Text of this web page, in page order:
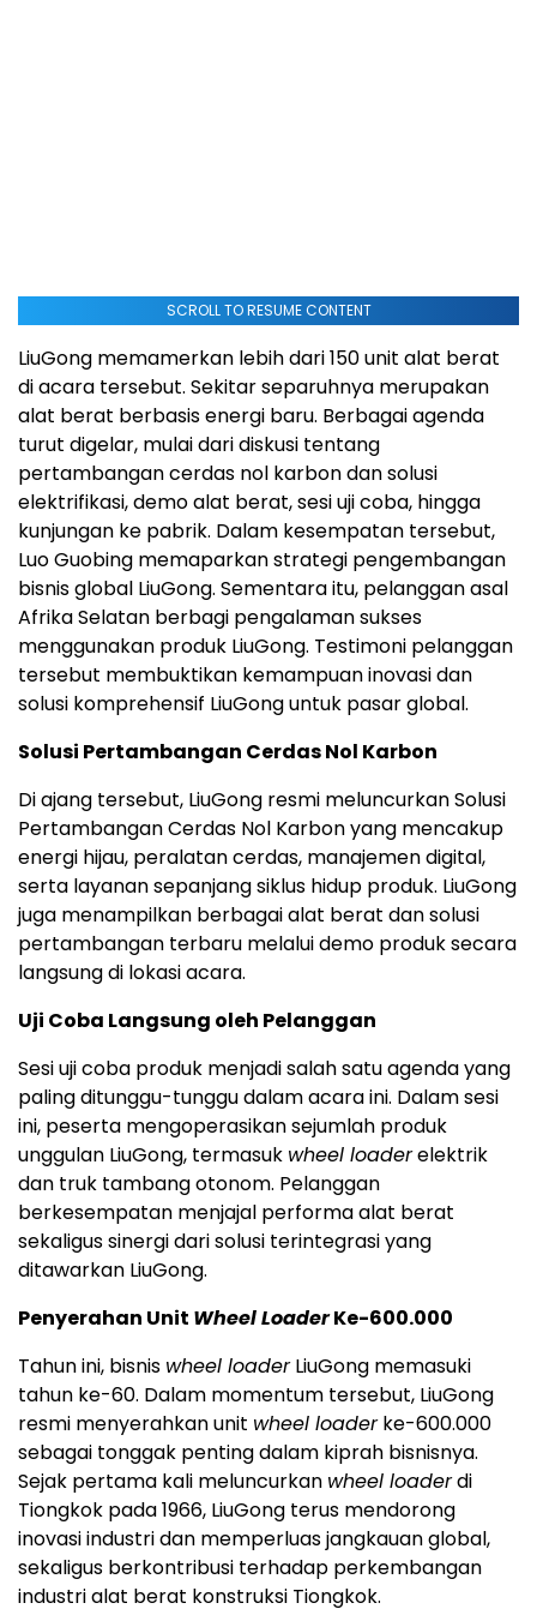
SCROLL TO RESUME CONTENT
LiuGong memamerkan lebih dari 150 unit alat berat
di acara tersebut. Sekitar separuhnya merupakan
alat berat berbasis energi baru. Berbagai agenda
turut digelar, mulai dari diskusi tentang
pertambangan cerdas nol karbon dan solusi
elektrifikasi, demo alat berat, sesi uji coba, hingga
kunjungan ke pabrik. Dalam kesempatan tersebut,
Luo Guobing memaparkan strategi pengembangan
bisnis global LiuGong. Sementara itu, pelanggan asal
Afrika Selatan berbagi pengalaman sukses
menggunakan produk LiuGong. Testimoni pelanggan
tersebut membuktikan kemampuan inovasi dan
solusi komprehensif LiuGong untuk pasar global.
Solusi Pertambangan Cerdas Nol Karbon
Di ajang tersebut, LiuGong resmi meluncurkan Solusi
Pertambangan Cerdas Nol Karbon yang mencakup
energi hijau, peralatan cerdas, manajemen digital,
serta layanan sepanjang siklus hidup produk. LiuGong
juga menampilkan berbagai alat berat dan solusi
pertambangan terbaru melalui demo produk secara
langsung di lokasi acara.
Uji Coba Langsung oleh Pelanggan
Sesi uji coba produk menjadi salah satu agenda yang
paling ditunggu-tunggu dalam acara ini. Dalam sesi
ini, peserta mengoperasikan sejumlah produk
unggulan LiuGong, termasuk wheel loaderelektrik
dan truk tambang otonom. Pelanggan
berkesempatan menjajal performa alat berat
sekaligus sinergi dari solusi terintegrasi yang
ditawarkan LiuGong.
Penyerahan Unit Wheel LoaderKe-600.000
Tahun ini, bisnis wheel loaderLiuGong memasuki
tahun ke-60. Dalam momentum tersebut, LiuGong
resmi menyerahkan unit wheel loaderke-600.000
sebagai tonggak penting dalam kiprah bisnisnya.
Sejak pertama kali meluncurkan wheel loaderdi
Tiongkok pada 1966, LiuGong terus mendorong
inovasi industri dan memperluas jangkauan global,
sekaligus berkontribusi terhadap perkembangan
industri alat berat konstruksi Tiongkok.